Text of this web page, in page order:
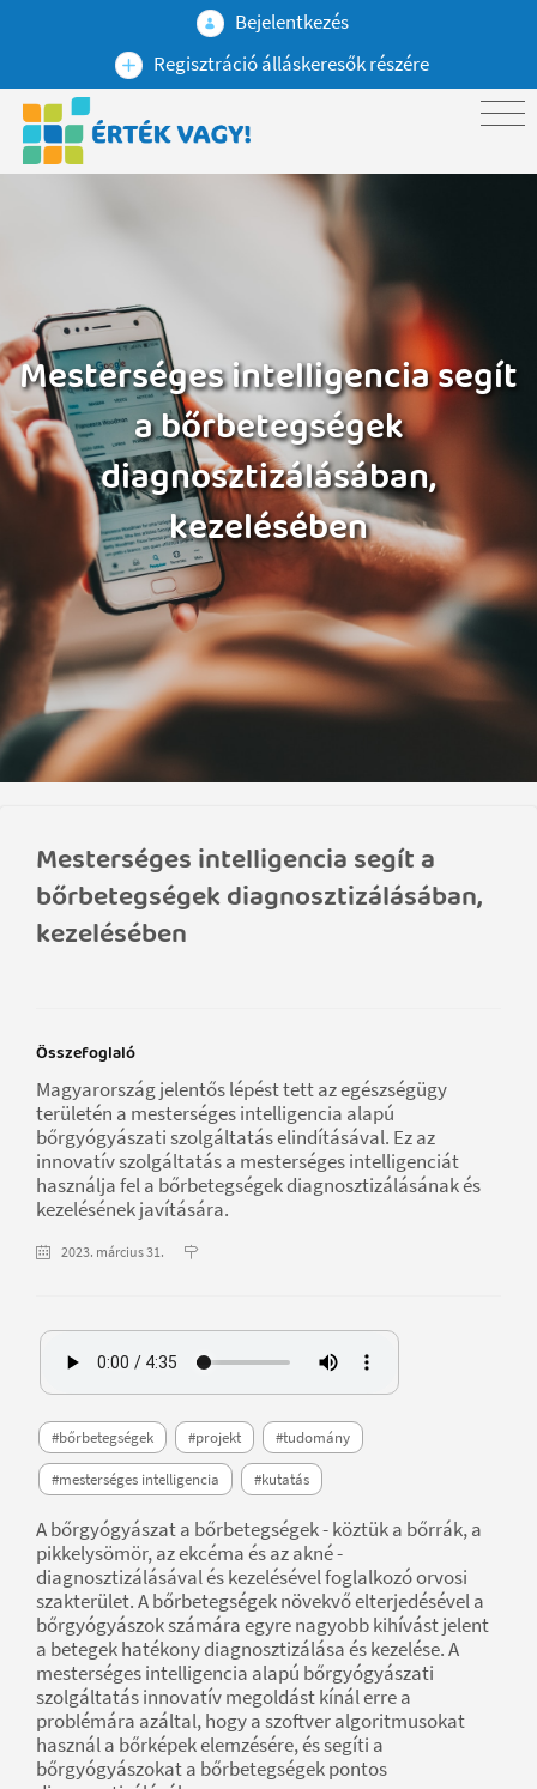
Bejelentkezés
Regisztráció álláskeresők részére
Mesterséges intelligencia segít
a bőrbetegségek
diagnosztizálásában,
kezelésében
Mesterséges intelligencia segít a
bőrbetegségek diagnosztizálásában,
kezelésében
Összefoglaló
Magyarország jelentős lépést tett az egészségügy
területén a mesterséges intelligencia alapú
bőrgyógyászati szolgáltatás elindításával. Ez az
innovatív szolgáltatás a mesterséges intelligenciát
használja fel a bőrbetegségek diagnosztizálásának és
kezelésének javítására.
2023. március 31.
#bőrbetegségek #projekt #tudomány
#mesterséges intelligencia #kutatás
A bőrgyógyászat a bőrbetegségek - köztük a bőrrák, a
pikkelysömör, az ekcéma és az akné -
diagnosztizálásával és kezelésével foglalkozó orvosi
szakterület. A bőrbetegségek növekvő elterjedésével a
bőrgyógyászok számára egyre nagyobb kihívást jelent
a betegek hatékony diagnosztizálása és kezelése. A
mesterséges intelligencia alapú bőrgyógyászati
szolgáltatás innovatív megoldást kínál erre a
problémára azáltal, hogy a szoftver algoritmusokat
használ a bőrképek elemzésére, és segíti a
bőrgyógyászokat a bőrbetegségek pontos